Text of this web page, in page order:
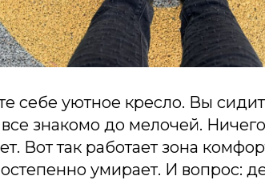
себе уютное кресло. Вы
знакомо до мелочей.
Вот так работает зона
умирает. И вопрос: